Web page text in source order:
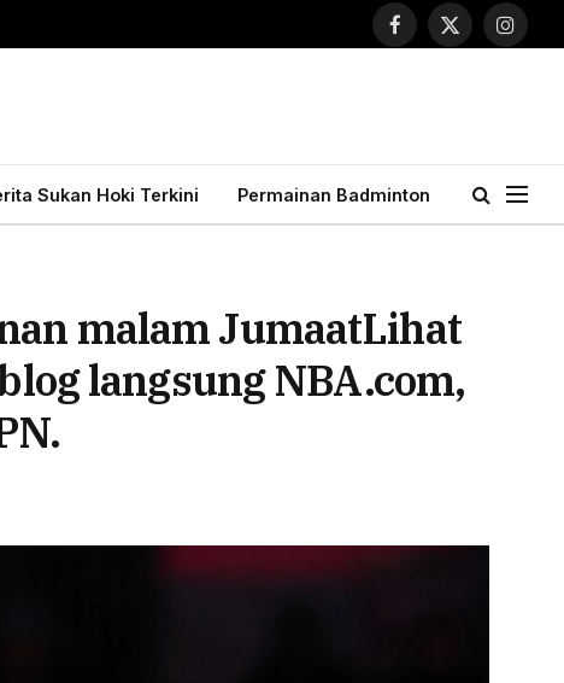
Facebook
X
Sukan Hoki Terkini Permainan Badminton
malam JumaatLihat
langsung NBA.com,